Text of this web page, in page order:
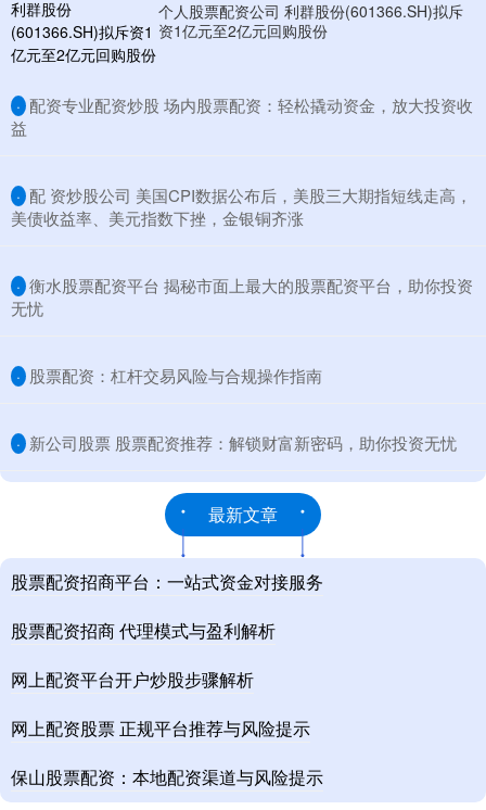
个人股票配资公司 利群股份(601366.SH)拟斥
资1亿元至2亿元回购股份
· ​配资专业配资炒股 场内股票配资：轻松撬动资金，放大投资收
益
· ​配 资炒股公司 美国CPI数据公布后，美股三大期指短线走高，
美债收益率、美元指数下挫，金银铜齐涨
· ​衡水股票配资平台 揭秘市面上最大的股票配资平台，助你投资
无忧
· ​股票配资：杠杆交易风险与合规操作指南
· ​新公司股票 股票配资推荐：解锁财富新密码，助你投资无忧
最新文章
股票配资招商平台：一站式资金对接服务
股票配资招商 代理模式与盈利解析
网上配资平台开户炒股步骤解析
网上配资股票 正规平台推荐与风险提示
保山股票配资：本地配资渠道与风险提示